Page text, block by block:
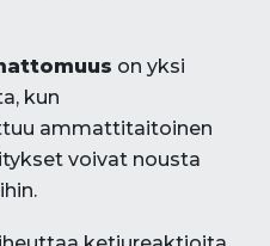
on yksi
kun
ammattitaitoinen
voivat nousta